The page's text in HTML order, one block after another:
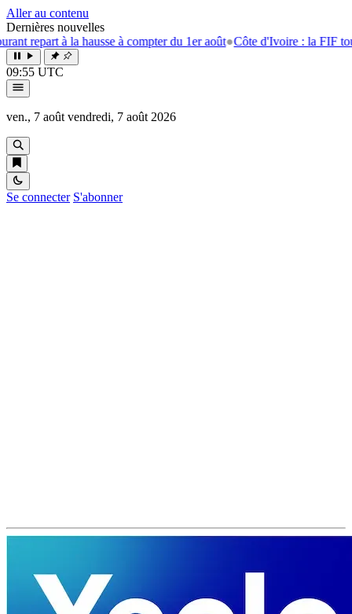
Aller au contenu
Dernières nouvelles
à compter du 1er août●Côte d'Ivoire : la FIF tourne la page
09:55 UTC
ven., 7 août vendredi, 7 août 2026
Se connecter S'abonner